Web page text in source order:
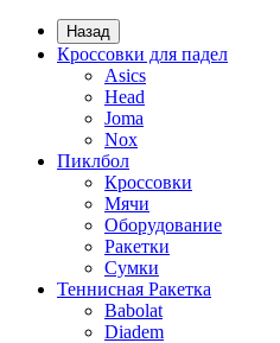
Назад
Кроссовки для падел
Asics
Head
Joma
Nox
Пиклбол
Кроссовки
Мячи
Оборудование
Ракетки
Сумки
Теннисная Ракетка
Babolat
Diadem